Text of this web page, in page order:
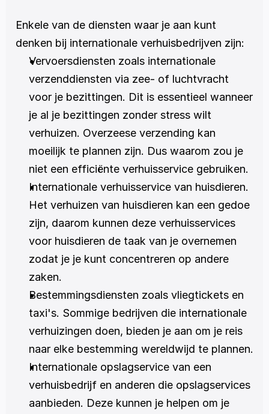
Enkele van de diensten waar je aan kunt
denken bij internationale verhuisbedrijven zijn:
Vervoersdiensten zoals internationale
verzenddiensten via zee- of luchtvracht
voor je bezittingen. Dit is essentieel wanneer
je al je bezittingen zonder stress wilt
verhuizen. Overzeese verzending kan
moeilijk te plannen zijn. Dus waarom zou je
niet een efficiënte verhuisservice gebruiken.
Internationale verhuisservice van huisdieren.
Het verhuizen van huisdieren kan een gedoe
zijn, daarom kunnen deze verhuisservices
voor huisdieren de taak van je overnemen
zodat je je kunt concentreren op andere
zaken.
Bestemmingsdiensten zoals vliegtickets en
taxi's. Sommige bedrijven die internationale
verhuizingen doen, bieden je aan om je reis
naar elke bestemming wereldwijd te plannen.
Internationale opslagservice van een
verhuisbedrijf en anderen die opslagservices
aanbieden. Deze kunnen je helpen om je